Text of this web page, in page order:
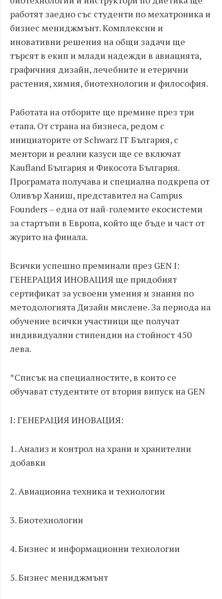
работят заедно със студенти по мехатроника и
бизнес мениджмънт. Комплексни и
иновативни решения на общи задачи ще
търсят в екип и млади надежди в авиацията,
графичния дизайн, лечебните и етерични
растения, химия, биотехнологии и философия.
Работата на отборите ще премине през три
етапа. От страна на бизнеса, редом с
инициаторите от Schwarz IT България, с
ментори и реални казуси ще се включат
Kaufland България и Фикосота България.
Програмата получава и специална подкрепа от
Оливър Ханиш, представител на Campus
Founders – една от най-големите екосистеми
за стартъпи в Европа, който ще бъде и част от
журито на финала.
Всички успешно преминали през GEN I:
ГЕНЕРАЦИЯ ИНОВАЦИЯ ще придобият
сертификат за усвоени умения и знания по
методологията Дизайн мислене. За периода на
обучение всички участници ще получат
индивидуални стипендии на стойност 450
лева.
*Списък на специалностите, в които се
обучават студентите от втория випуск на GEN
I: ГЕНЕРАЦИЯ ИНОВАЦИЯ:
1. Анализ и контрол на храни и хранителни
добавки
2. Авиационна техника и технологии
3. Биотехнологии
4. Бизнес и информационни технологии
5. Бизнес мениджмънт